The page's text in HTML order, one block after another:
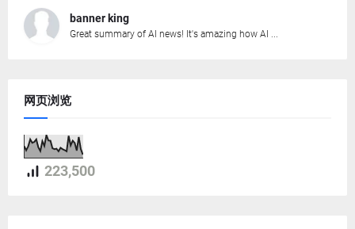
banner king
Great summary of AI news! It's amazing how AI ...
网页浏览
223,500